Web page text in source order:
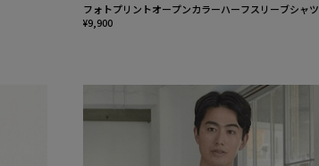
フォトプリントオープンカラーハーフスリーブシャツ
¥9,900